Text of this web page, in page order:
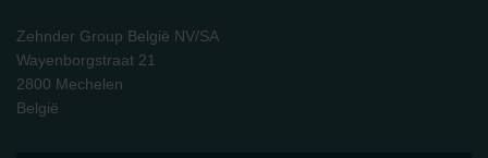
Zehnder Group België NV/SA
Wayenborgstraat 21
2800 Mechelen
België